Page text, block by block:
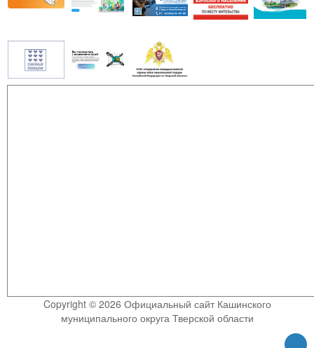
Copyright © 2026 Официальный сайт Кашинского
муниципального округа Тверской области